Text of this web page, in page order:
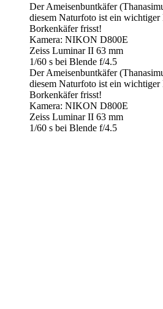
Der Ameisenbuntkäfer
diesem Naturfoto ist ein
Borkenkäfer frisst!
Kamera: NIKON D800E
Zeiss Luminar II 63 mm
1/60 s bei Blende f/4.5
Der Ameisenbuntkäfer
diesem Naturfoto ist ein
Borkenkäfer frisst!
Kamera: NIKON D800E
Zeiss Luminar II 63 mm
1/60 s bei Blende f/4.5